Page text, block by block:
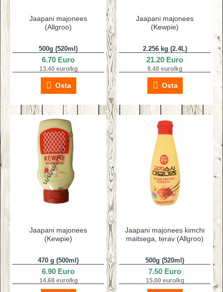
Jaapani majonees
(Allgroo)
500g (520ml)
6.70 Euro
13.40 euro/kg
Osta
Jaapani majonees
(Kewpie)
2.256 kg (2.4L)
21.20 Euro
9.40 euro/kg
Osta
Jaapani majonees
(Kewpie)
470 g (500ml)
6.90 Euro
14.68 euro/kg
Jaapani majonees kimchi
maitsega, terav (Allgroo)
500g (520ml)
7.50 Euro
15.00 euro/kg